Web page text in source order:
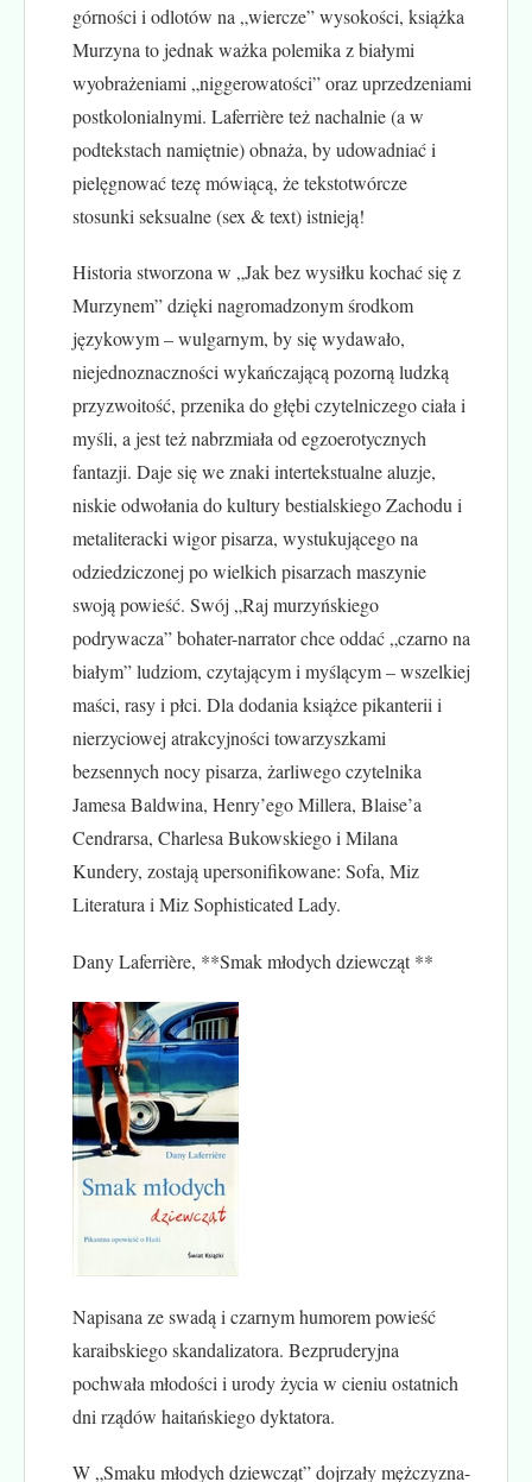
górności i odlotów na „wiercze” wysokości, książka
Murzyna to jednak ważka polemika z białymi
wyobrażeniami „niggerowatości” oraz uprzedzeniami
postkolonialnymi. Laferrière też nachalnie (a w
podtekstach namiętnie) obnaża, by udowadniać i
pielęgnować tezę mówiącą, że tekstotwórcze
stosunki seksualne (sex & text) istnieją!
Historia stworzona w „Jak bez wysiłku kochać się z
Murzynem” dzięki nagromadzonym środkom
językowym – wulgarnym, by się wydawało,
niejednoznaczności wykańczającą pozorną ludzką
przyzwoitość, przenika do głębi czytelniczego ciała i
myśli, a jest też nabrzmiała od egzoerotycznych
fantazji. Daje się we znaki intertekstualne aluzje,
niskie odwołania do kultury bestialskiego Zachodu i
metaliteracki wigor pisarza, wystukującego na
odziedziczonej po wielkich pisarzach maszynie
swoją powieść. Swój „Raj murzyńskiego
podrywacza” bohater-narrator chce oddać „czarno na
białym” ludziom, czytającym i myślącym – wszelkiej
maści, rasy i płci. Dla dodania książce pikanterii i
nierzyciowej atrakcyjności towarzyszkami
bezsennych nocy pisarza, żarliwego czytelnika
Jamesa Baldwina, Henry’ego Millera, Blaise’a
Cendrarsa, Charlesa Bukowskiego i Milana
Kundery, zostają upersonifikowane: Sofa, Miz
Literatura i Miz Sophisticated Lady.
Dany Laferrière, **Smak młodych dziewcząt **
Napisana ze swadą i czarnym humorem powieść
karaibskiego skandalizatora. Bezpruderyjna
pochwała młodości i urody życia w cieniu ostatnich
dni rządów haitańskiego dyktatora.
W „Smaku młodych dziewcząt” dojrzały mężczyzna-